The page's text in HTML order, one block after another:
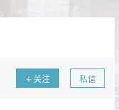
关注 私信